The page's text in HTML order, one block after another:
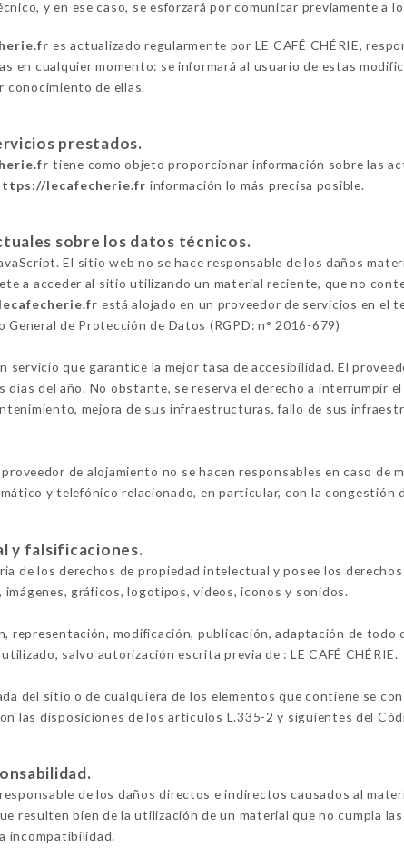
y en ese caso, se esforzará por comunicar previamente a
es actualizado regularmente por LE CAFÉ CHÉRIE,
en cualquier momento: se informará al usuario de estas
conocimiento de ellas.
prestados.
tiene como objeto proporcionar información sobre las
lecafecherie.fr información lo más precisa posible.
sobre los datos técnicos.
El sitio web no se hace responsable de los daños
a acceder al sitio utilizando un material reciente, que no
está alojado en un proveedor de servicios en el
General de Protección de Datos (RGPD: n° 2016-679)
servicio que garantice la mejor tasa de accesibilidad. El
días del año. No obstante, se reserva el derecho a interrumpir
mejora de sus infraestructuras, fallo de sus
proveedor de alojamiento no se hacen responsables en caso de
y telefónico relacionado, en particular, con la congestión
y falsificaciones.
de los derechos de propiedad intelectual y posee los
gráficos, logotipos, vídeos, iconos y sonidos.
representación, modificación, publicación, adaptación de
salvo autorización escrita previa de : LE CAFÉ CHÉRIE.
del sitio o de cualquiera de los elementos que contiene se
las disposiciones de los artículos L.335-2 y siguientes del
responsable de los daños directos e indirectos causados al
resulten bien de la utilización de un material que no cumpla
incompatibilidad.